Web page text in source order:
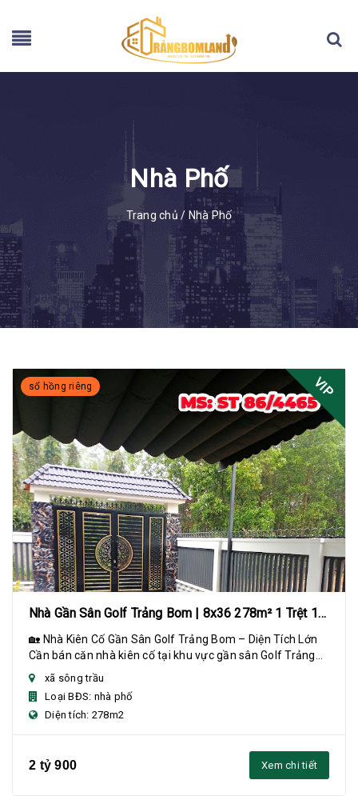
Nhà Phố
Trang chủ / Nhà Phố
sổ hồng riêng VIP
Nhà Gần Sân Golf Trảng Bom | 8x36 278m² 1 Trệt 1
Lửng
🏡 Nhà Kiên Cố Gần Sân Golf Trảng Bom – Diện Tích Lớn
Cần bán căn nhà kiên cố tại khu vực gần sân Golf Trảng
Bom, diện tích rộng, phù hợp gia đình...
xã sông trầu
Loại BĐS: nhà phố
Diện tích: 278m2
2 tỷ 900 Xem chi tiết